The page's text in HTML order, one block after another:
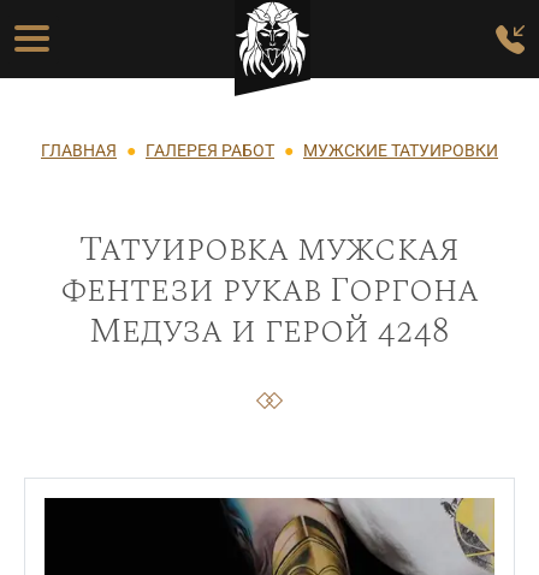
Перейти к основному содержанию
Основная навигация
Строка навигации
ГЛАВНАЯ ГАЛЕРЕЯ РАБОТ МУЖСКИЕ ТАТУИРОВКИ
Татуировка мужская
фентези рукав Горгона
Медуза и герой 4248